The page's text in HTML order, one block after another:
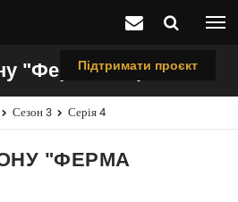
Підтримати проєкт
"Ферма Кларксона"
Сезон 3 Серія 4
"ФЕРМА